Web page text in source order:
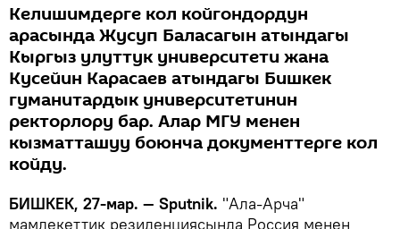
Келишимдерге кол койгондордун
арасында Жусуп Баласагын атындагы
Кыргыз улуттук университети жана
Кусейин Карасаев атындагы Бишкек
гуманитардык университетинин
ректорлору бар. Алар МГУ менен
кызматташуу боюнча документтерге кол
койду.
БИШКЕК, 27-мар. — Sputnik. "Ала-Арча"
мамлекеттик резиденциясында Россия менен